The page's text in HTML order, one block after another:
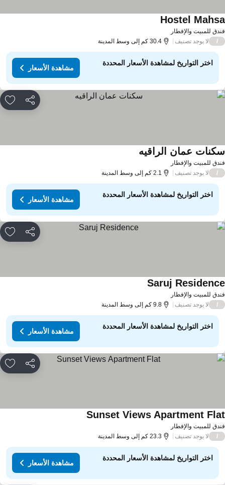
للمبيت والإفطار
Hostelمشاهدة الأسعار
لا يوجد تصنيف 30.4 كم إلى وسط المدينة
اختر التواريخ لمشاهدة الأسعار المحددة
مشاهدة الأسعار
مشاركة
للمبيت والإفطار
عمان الراقيهمشاهدة الأسعار
لا يوجد تصنيف 2.1 كم إلى وسط المدينة
اختر التواريخ لمشاهدة الأسعار المحددة
مشاهدة الأسعار
مشاركة
للمبيت والإفطار
Sarujمشاهدة الأسعار
لا يوجد تصنيف 9.8 كم إلى وسط المدينة
اختر التواريخ لمشاهدة الأسعار المحددة
مشاهدة الأسعار
مشاركة
للمبيت والإفطار
Sunset Views Apartmentمشاهدة الأسعار
لا يوجد تصنيف 23.3 كم إلى وسط المدينة
اختر التواريخ لمشاهدة الأسعار المحددة
مشاهدة الأسعار